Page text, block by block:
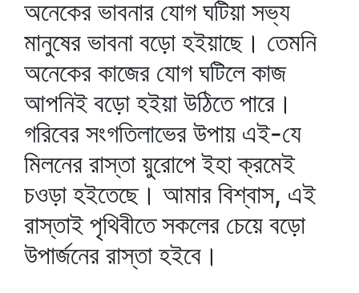
অনেকের ভাবনার যোগ ঘটিয়া সভ্য
মানুষের ভাবনা বড়ো হইয়াছে। তেমনি
অনেকের কাজের যোগ ঘটিলে কাজ
আপনিই বড়ো হইয়া উঠিতে পারে।
গরিবের সংগতিলাভের উপায় এই-যে
মিলনের রাস্তা য়ুরোপে ইহা ক্রমেই
চওড়া হইতেছে। আমার বিশ্বাস, এই
রাস্তাই পৃথিবীতে সকলের চেয়ে বড়ো
উপার্জনের রাস্তা হইবে।